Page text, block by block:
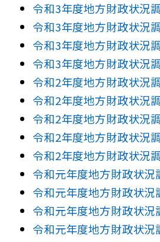
令和3年度地方財政状況
令和3年度地方財政状況
令和3年度地方財政状況
令和3年度地方財政状況
令和2年度地方財政状況
令和2年度地方財政状況
令和2年度地方財政状況
令和2年度地方財政状況
令和2年度地方財政状況
令和元年度地方財政状況
令和元年度地方財政状況
令和元年度地方財政状況
令和元年度地方財政状況